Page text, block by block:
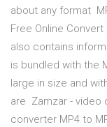
about any format
Free Online
also contains
is bundled with the
large in size and
are Zamzar - video
converter MP4 to